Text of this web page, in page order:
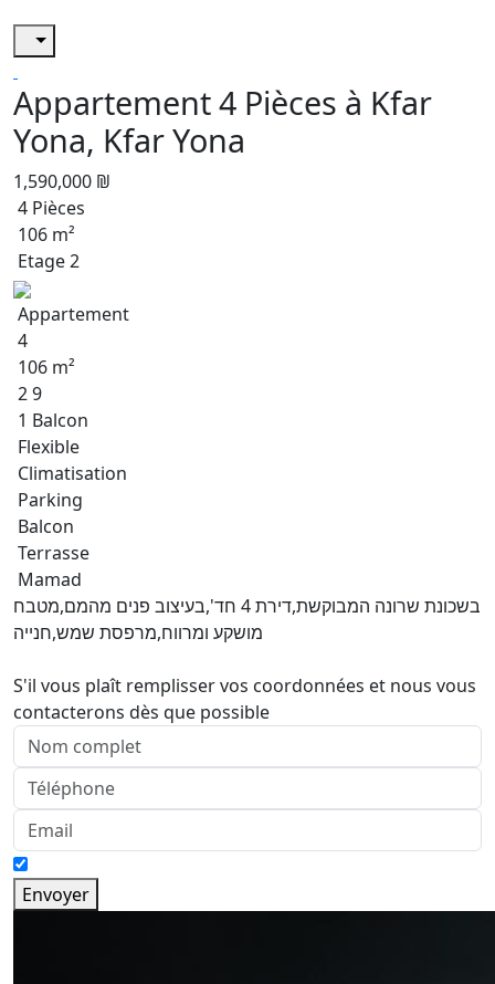
Appartement 4 Pièces à Kfar
Yona, Kfar Yona
1,590,000 ₪
4 Pièces
106 m²
Etage 2
Appartement
4
106 m²
2 9
1 Balcon
Flexible
Climatisation
Parking
Balcon
Terrasse
Mamad
בשכונת שרונה המבוקשת,דירת 4 חד',בעיצוב פנים מהמם,מטבח
מושקע ומרווח,מרפסת שמש,חנייה
S'il vous plaît remplisser vos coordonnées et nous vous
contacterons dès que possible
Envoyer